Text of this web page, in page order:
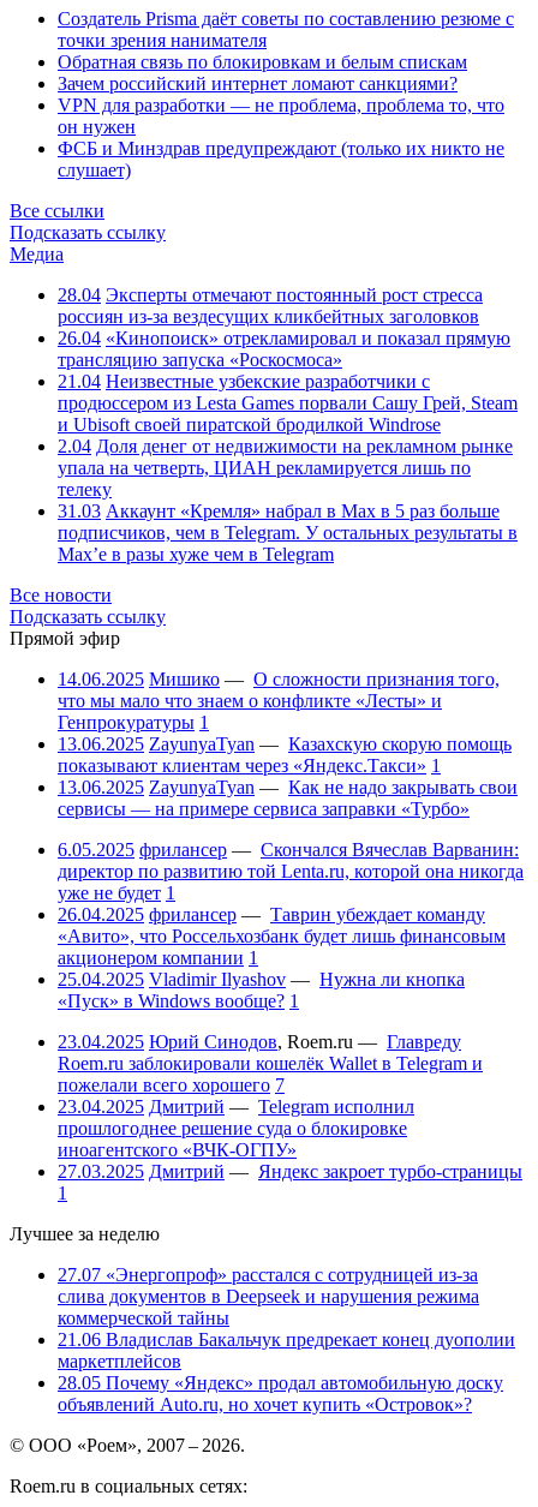
Создатель Prisma даёт советы по составлению резюме с
точки зрения нанимателя
Обратная связь по блокировкам и белым спискам
Зачем российский интернет ломают санкциями?
VPN для разработки — не проблема, проблема то, что
он нужен
ФСБ и Минздрав предупреждают (только их никто не
слушает)
Все ссылки
Подсказать ссылку
Медиа
28.04 Эксперты отмечают постоянный рост стресса
россиян из-за вездесущих кликбейтных заголовков
26.04 «Кинопоиск» отрекламировал и показал прямую
трансляцию запуска «Роскосмоса»
21.04 Неизвестные узбекские разработчики с
продюссером из Lesta Games порвали Сашу Грей, Steam
и Ubisoft своей пиратской бродилкой Windrose
2.04 Доля денег от недвижимости на рекламном рынке
упала на четверть, ЦИАН рекламируется лишь по
телеку
31.03 Аккаунт «Кремля» набрал в Max в 5 раз больше
подписчиков, чем в Telegram. У остальных результаты в
Max’е в разы хуже чем в Telegram
Все новости
Подсказать ссылку
Прямой эфир
14.06.2025 Мишико — О сложности признания того,
что мы мало что знаем о конфликте «Лесты» и
Генпрокуратуры 1
13.06.2025 ZayunyaTyan — Казахскую скорую помощь
показывают клиентам через «Яндекс.Такси» 1
13.06.2025 ZayunyaTyan — Как не надо закрывать свои
сервисы — на примере сервиса заправки «Турбо»
6.05.2025 фрилансер — Скончался Вячеслав Варванин:
директор по развитию той Lenta.ru, которой она никогда
уже не будет 1
26.04.2025 фрилансер — Таврин убеждает команду
«Авито», что Россельхозбанк будет лишь финансовым
акционером компании 1
25.04.2025 Vladimir Ilyashov — Нужна ли кнопка
«Пуск» в Windows вообще? 1
23.04.2025 Юрий Синодов, Roem.ru — Главреду
Roem.ru заблокировали кошелёк Wallet в Telegram и
пожелали всего хорошего 7
23.04.2025 Дмитрий — Telegram исполнил
прошлогоднее решение суда о блокировке
иноагентского «ВЧК-ОГПУ»
27.03.2025 Дмитрий — Яндекс закроет турбо-страницы
1
Лучшее за неделю
27.07 «Энергопроф» расстался с сотрудницей из-за
слива документов в Deepseek и нарушения режима
коммерческой тайны
21.06 Владислав Бакальчук предрекает конец дуополии
маркетплейсов
28.05 Почему «Яндекс» продал автомобильную доску
объявлений Auto.ru, но хочет купить «Островок»?
© ООО «Роем», 2007 – 2026.
Roem.ru в социальных сетях: